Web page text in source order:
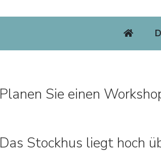
Planen Sie einen
Das Stockhus liegt hoch